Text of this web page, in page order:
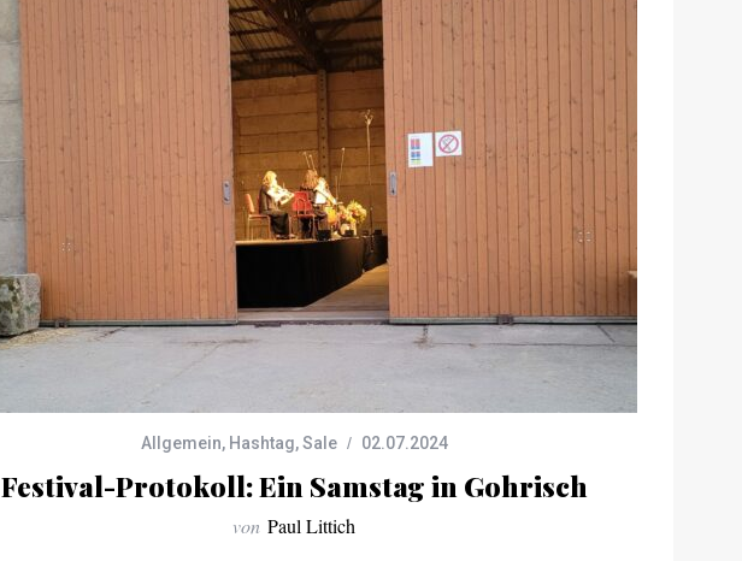
Allgemein, Hashtag,Sale 02.07.2024
Festival-Protokoll: Ein Samstag in Gohrisch
von Paul Littich